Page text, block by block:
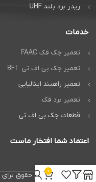
ریدر برد بلند UHF
خدمات
تعمیر جک فک FAAC
تعمیر جک بی اف تی BFT
تعمیر راهبند ایتالیایی
تعمیر برد فک
قطعات جک بی اف تی
اعتماد شما افتخار ماست
تمام حقوق برای0